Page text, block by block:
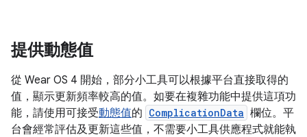
提供動態值
從 Wear OS 4 開始，部分小工具可以根據平台直接取得的
值，顯示更新頻率較高的值。如要在複雜功能中提供這項功
能，請使用可接受動態值的 ComplicationData 欄位。平
台會經常評估及更新這些值，不需要小工具供應程式就能執